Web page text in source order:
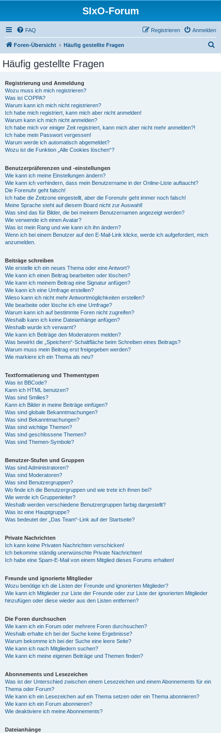
SIxO-Forum
FAQ Anmelden
Registrieren
Foren-Übersicht Häufig gestellte Fragen
Häufig gestellte Fragen
Registrierung und Anmeldung
Wozu muss ich mich registrieren?
Was ist COPPA?
Warum kann ich mich nicht registrieren?
Ich habe mich registriert, kann mich aber nicht anmelden!
Warum kann ich mich nicht anmelden?
Ich habe mich vor einiger Zeit registriert, kann mich aber nicht mehr anmelden?!
Ich habe mein Passwort vergessen!
Warum werde ich automatisch abgemeldet?
Wozu ist die Funktion „Alle Cookies löschen“?
Benutzerpräferenzen und -einstellungen
Wie kann ich meine Einstellungen ändern?
Wie kann ich verhindern, dass mein Benutzername in der Online-Liste auftaucht?
Die Forenuhr geht falsch!
Ich habe die Zeitzone eingestellt, aber die Forenuhr geht immer noch falsch!
Meine Sprache steht auf diesem Board nicht zur Auswahl!
Was sind das für Bilder, die bei meinem Benutzernamen angezeigt werden?
Wie verwende ich einen Avatar?
Was ist mein Rang und wie kann ich ihn ändern?
Wenn ich bei einem Benutzer auf den E-Mail-Link klicke, werde ich aufgefordert, mich
anzumelden.
Beiträge schreiben
Wie erstelle ich ein neues Thema oder eine Antwort?
Wie kann ich einen Beitrag bearbeiten oder löschen?
Wie kann ich meinem Beitrag eine Signatur anfügen?
Wie kann ich eine Umfrage erstellen?
Wieso kann ich nicht mehr Antwortmöglichkeiten erstellen?
Wie bearbeite oder lösche ich eine Umfrage?
Warum kann ich auf bestimmte Foren nicht zugreifen?
Weshalb kann ich keine Dateianhänge anfügen?
Weshalb wurde ich verwarnt?
Wie kann ich Beiträge den Moderatoren melden?
Was bewirkt die „Speichern“-Schaltfläche beim Schreiben eines Beitrags?
Warum muss mein Beitrag erst freigegeben werden?
Wie markiere ich ein Thema als neu?
Textformatierung und Thementypen
Was ist BBCode?
Kann ich HTML benutzen?
Was sind Smilies?
Kann ich Bilder in meine Beiträge einfügen?
Was sind globale Bekanntmachungen?
Was sind Bekanntmachungen?
Was sind wichtige Themen?
Was sind geschlossene Themen?
Was sind Themen-Symbole?
Benutzer-Stufen und Gruppen
Was sind Administratoren?
Was sind Moderatoren?
Was sind Benutzergruppen?
Wo finde ich die Benutzergruppen und wie trete ich ihnen bei?
Wie werde ich Gruppenleiter?
Weshalb werden verschiedene Benutzergruppen farbig dargestellt?
Was ist eine Hauptgruppe?
Was bedeutet der „Das Team“-Link auf der Startseite?
Private Nachrichten
Ich kann keine Privaten Nachrichten verschicken!
Ich bekomme ständig unerwünschte Private Nachrichten!
Ich habe eine Spam-E-Mail von einem Mitglied dieses Forums erhalten!
Freunde und ignorierte Mitglieder
Wozu benötige ich die Listen der Freunde und ignorierten Mitglieder?
Wie kann ich Mitglieder zur Liste der Freunde oder zur Liste der ignorierten Mitglieder
hinzufügen oder diese wieder aus den Listen entfernen?
Die Foren durchsuchen
Wie kann ich ein Forum oder mehrere Foren durchsuchen?
Weshalb erhalte ich bei der Suche keine Ergebnisse?
Warum bekomme ich bei der Suche eine leere Seite?
Wie kann ich nach Mitgliedern suchen?
Wie kann ich meine eigenen Beiträge und Themen finden?
Abonnements und Lesezeichen
Was ist der Unterschied zwischen einem Lesezeichen und einem Abonnements für ein
Thema oder Forum?
Wie kann ich ein Lesezeichen auf ein Thema setzen oder ein Thema abonnieren?
Wie kann ich ein Forum abonnieren?
Wie deaktiviere ich meine Abonnements?
Dateianhänge